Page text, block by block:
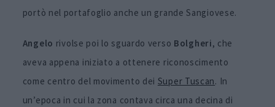
portò nel portafoglio anche un grande Sangiovese.
Angelo rivolse poi lo sguardo verso Bolgheri, che
aveva appena iniziato a ottenere riconoscimento
come centro del movimento dei Super Tuscan. In
un’epoca in cui la zona contava circa una decina di